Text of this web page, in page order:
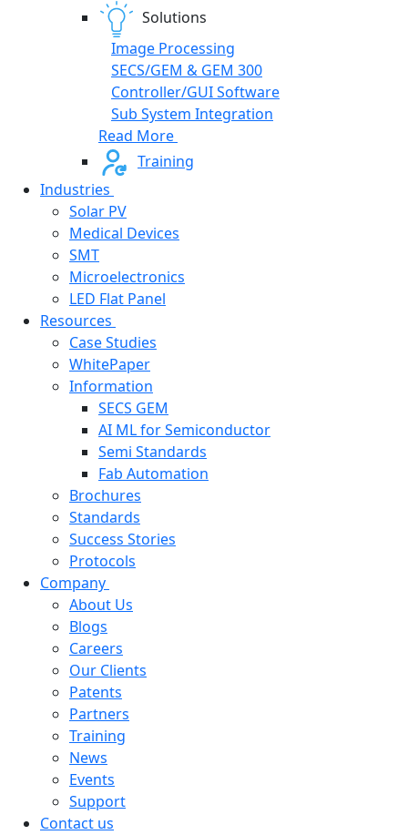
Solutions
Image Processing
SECS/GEM & GEM 300
Controller/GUI Software
Sub System Integration
Read More
Training
Industries
Solar PV
Medical Devices
SMT
Microelectronics
LED Flat Panel
Resources
Case Studies
WhitePaper
Information
SECS GEM
AI ML for Semiconductor
Semi Standards
Fab Automation
Brochures
Standards
Success Stories
Protocols
Company
About Us
Blogs
Careers
Our Clients
Patents
Partners
Training
News
Events
Support
Contact us